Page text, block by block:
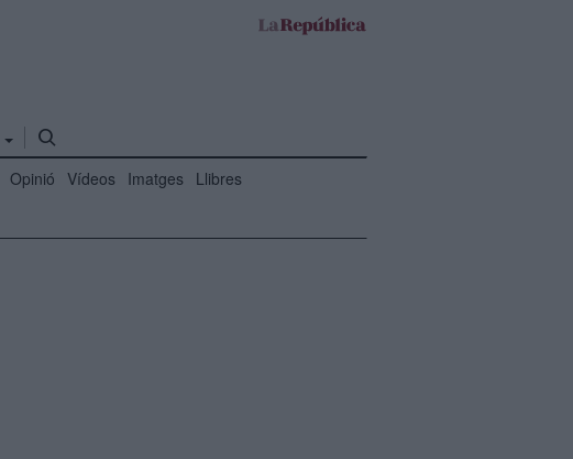
Opinió Vídeos Imatges Llibres